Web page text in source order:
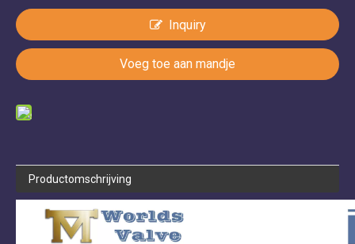
Inquiry
Voeg toe aan mandje
Productomschrijving